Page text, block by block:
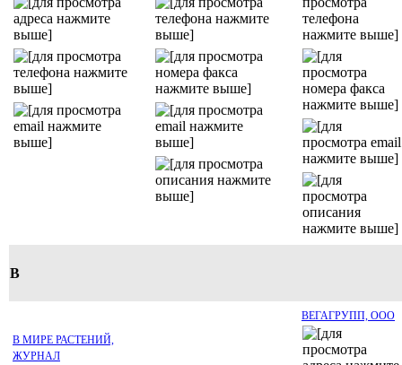
В
В МИРЕ РАСТЕНИЙ,
ЖУРНАЛ
ВЕГАГРУПП, ООО